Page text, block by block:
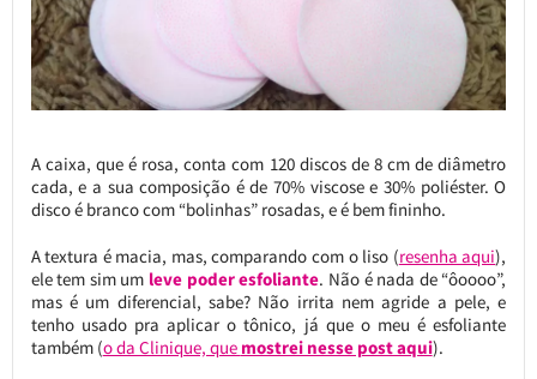
A caixa, que é rosa, conta com 120 discos de 8 cm de diâmetro
cada, e a sua composição é de 70% viscose e 30% poliéster. O
disco é branco com “bolinhas” rosadas, e é bem fininho.
A textura é macia, mas, comparando com o liso (resenha aqui),
ele tem sim um leve poder esfoliante. Não é nada de “ôoooo”,
mas é um diferencial, sabe? Não irrita nem agride a pele, e
tenho usado pra aplicar o tônico, já que o meu é esfoliante
também (o da Clinique, que mostrei nesse post aqui).